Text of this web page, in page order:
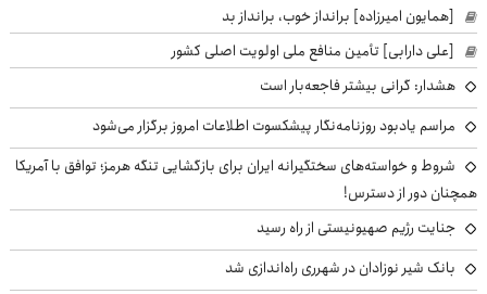
[همایون امیرزاده] برانداز خوب، برانداز بد
[علی دارابی] تأمین منافع ملی اولویت اصلی کشور
هشدار: گرانی بیشتر فاجعه‌بار است
مراسم یادبود روزنامه‌نگار پیشکسوت اطلاعات امروز برگزار می‌شود
شروط و خواسته‌های سختگیرانه ایران برای بازگشایی تنگه هرمز؛ توافق با آمریکا
همچنان دور از دسترس!
جنایت رژیم صهیونیستی از راه رسید
بانک شیر نوزادان در شهرری راه‌اندازی شد